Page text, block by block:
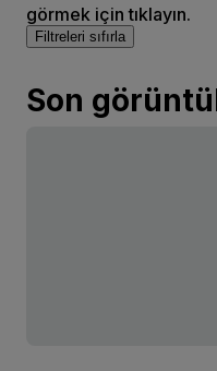
görmek için tıklayın.
Filtreleri sıfırla
Son